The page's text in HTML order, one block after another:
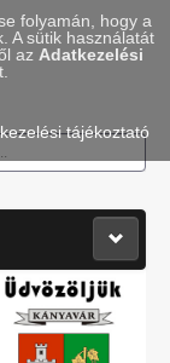
folyamán, hogy a
A sütik használatát
az Adatkezelési
tájékoztató